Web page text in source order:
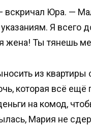
вскричал Юра. —
Я всего
жена! Ты тянешь
из квартиры
которая всё ещё
на комод,
Мария не